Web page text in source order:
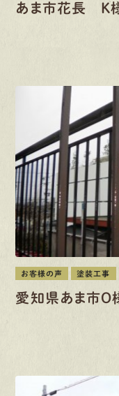
あま市花長 K
お客様の声 塗装工事
愛知県あま市O